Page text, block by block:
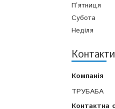
Пʼятниця
Субота
Неділя
Контакти
ТРУБАБА